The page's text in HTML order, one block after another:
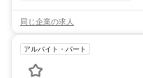
同じ企業の求人
アルバイト・パート